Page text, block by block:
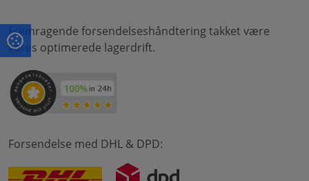
Fremragende forsendelseshåndtering takket være
vores optimerede lagerdrift.
Forsendelse med DHL & DPD: